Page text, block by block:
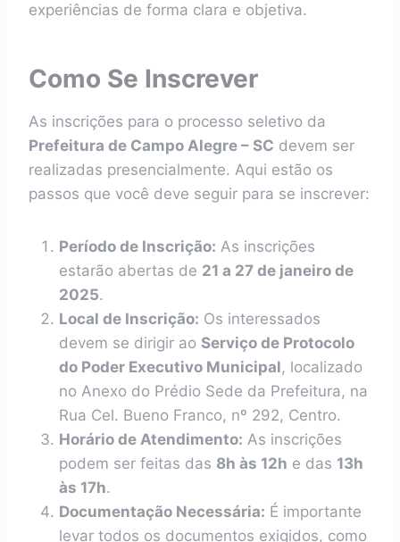
experiências de forma clara e objetiva.
Como Se Inscrever
As inscrições para o processo seletivo da
Prefeitura de Campo Alegre – SC devem ser
realizadas presencialmente. Aqui estão os
passos que você deve seguir para se inscrever:
Período de Inscrição: As inscrições
estarão abertas de 21 a 27 de janeiro de
2025.
Local de Inscrição: Os interessados
devem se dirigir ao Serviço de Protocolo
do Poder Executivo Municipal, localizado
no Anexo do Prédio Sede da Prefeitura, na
Rua Cel. Bueno Franco, nº 292, Centro.
Horário de Atendimento: As inscrições
podem ser feitas das 8h às 12h e das 13h
às 17h.
Documentação Necessária: É importante
levar todos os documentos exigidos, como